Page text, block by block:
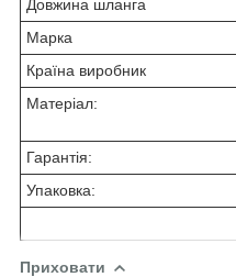
Довжина шланга
Марка
Країна виробник
Матеріал:
Гарантія:
Упаковка:
Приховати